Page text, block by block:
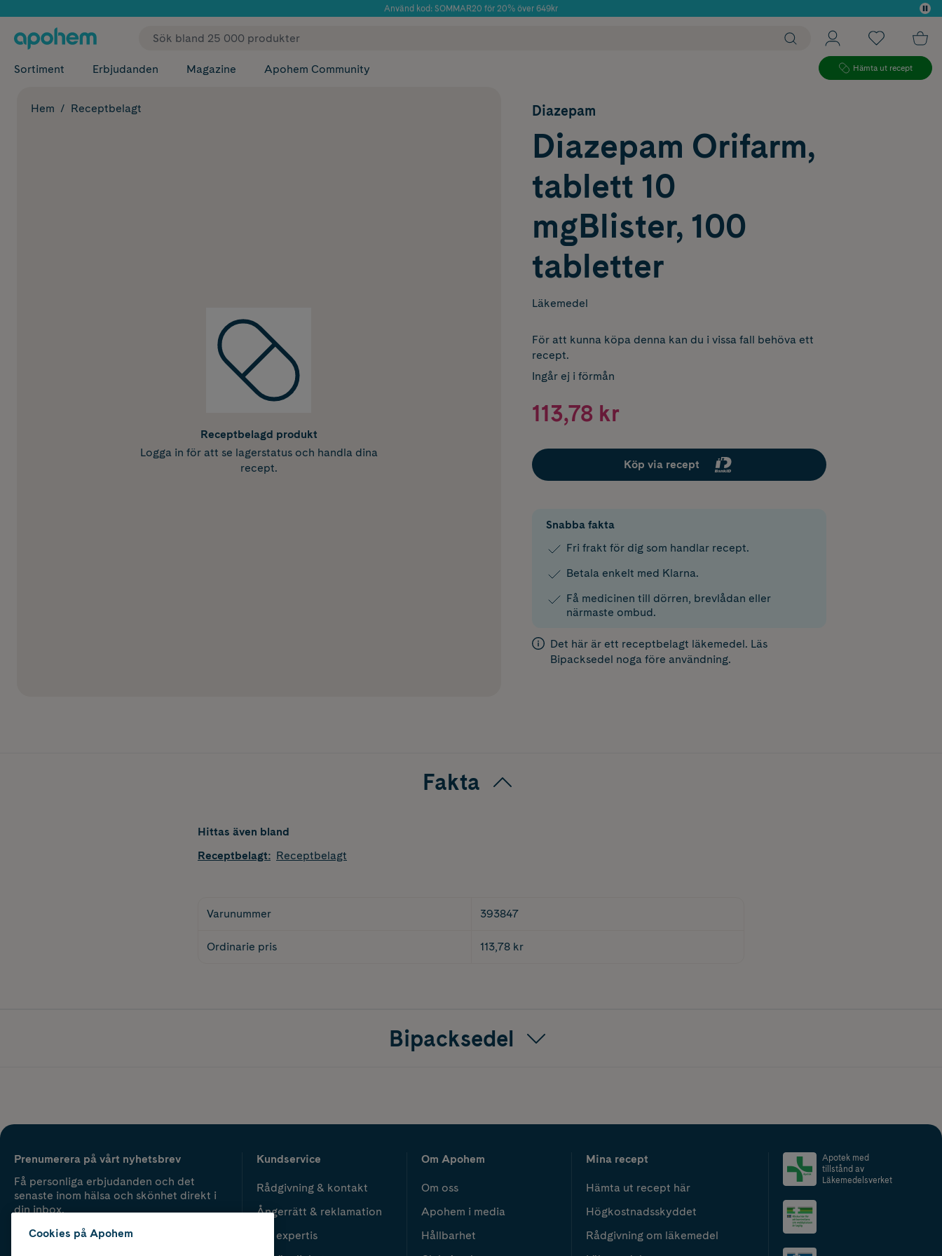
Använd kod: SOMMAR20 för 20% över 649kr
✓ Fri frakt
Sortiment Erbjudanden Magazine Apohem Community Hämta ut recept
Hem Receptbelagt
Receptbelagd produkt
Logga in för att se lagerstatus och handla dina
recept.
Diazepam
Diazepam Orifarm,
tablett 10
mgBlister, 100
tabletter
Läkemedel
För att kunna köpa denna kan du i vissa fall behöva ett
recept.
Ingår ej i förmån
113,78 kr
Köp via recept
Snabba fakta
Fri frakt för dig som handlar recept.
Betala enkelt med Klarna.
Få medicinen till dörren, brevlådan eller
närmaste ombud.
Det här är ett receptbelagt läkemedel. Läs
Bipacksedel noga före användning.
Fakta
Hittas även bland
Receptbelagt: Receptbelagt
Varunummer 393847
Ordinarie pris 113,78 kr
Bipacksedel
Prenumerera på vårt nyhetsbrev
Få personliga erbjudanden och det
senaste inom hälsa och skönhet direkt i
din inbox.
Kundservice
Rådgivning & kontakt
Ångerrätt & reklamation
Vår expertis
Om Apohem
Om oss
Apohem i media
Hållbarhet
Mina recept
Hämta ut recept här
Högkostnadsskyddet
Rådgivning om läkemedel
Apotek med
tillstånd av
Läkemedelsverket
Cookies på Apohem